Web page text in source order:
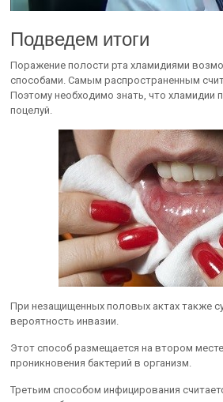
Подведем итоги
Поражение полости рта хламидиями
способами. Самым распространенным
Поэтому необходимо знать, что хламидии
поцелуй.
При незащищенных половых актах также
вероятность инвазии.
Этот способ размещается на втором
проникновения бактерий в организм.
Третьим способом инфицирования